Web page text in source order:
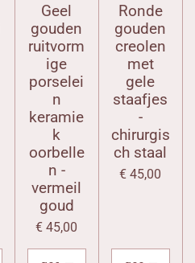
Geel
gouden
ruitvorm
ige
porselei
n
keramie
k
oorbelle
n -
vermeil
goud
€ 45,00
Ronde
gouden
creolen
met
gele
staafjes
-
chirurgis
ch staal
€ 45,00